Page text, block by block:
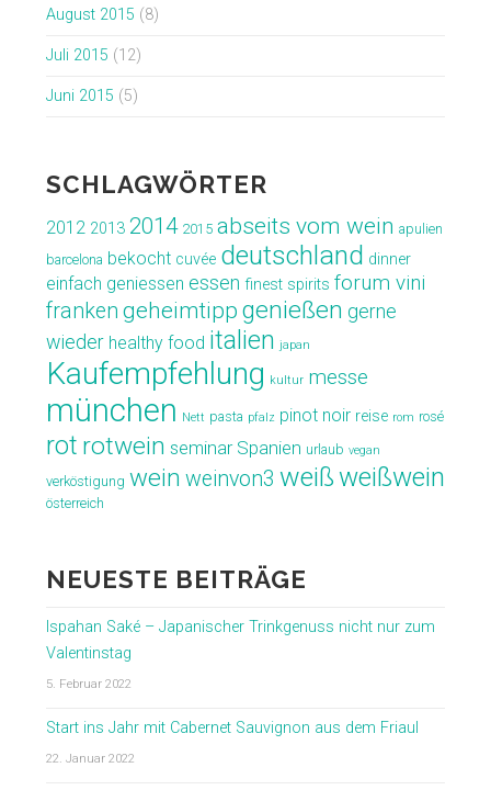
August 2015 (8)
Juli 2015 (12)
Juni 2015 (5)
SCHLAGWÖRTER
2012 2013 2014 2015 abseits vom wein apulien
barcelona bekocht cuvée deutschland dinner
einfach geniessen essen finest spirits forum vini
franken geheimtipp genießen gerne
wieder healthy food italien japan
Kaufempfehlung kultur messe
münchen Nett pasta pfalz pinot noir reise rom rosé
rot rotwein seminar Spanien urlaub vegan
verköstigung wein weinvon3 weißweißwein
österreich
NEUESTE BEITRÄGE
Ispahan Saké – Japanischer Trinkgenuss nicht nur zum
Valentinstag
5. Februar 2022
Start ins Jahr mit Cabernet Sauvignon aus dem Friaul
22. Januar 2022